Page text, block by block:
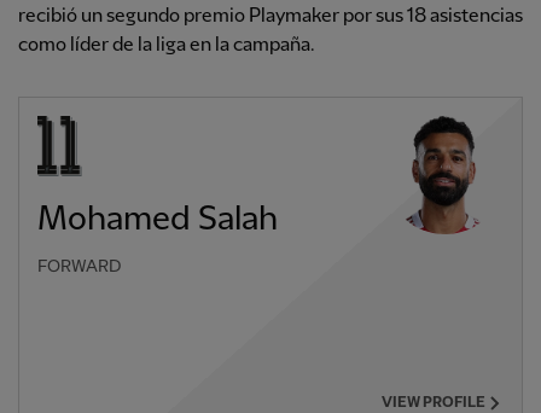
recibió un segundo premio Playmaker por sus 18 asistencias
como líder de la liga en la campaña.
Mohamed Salah
FORWARD
VIEW PROFILE